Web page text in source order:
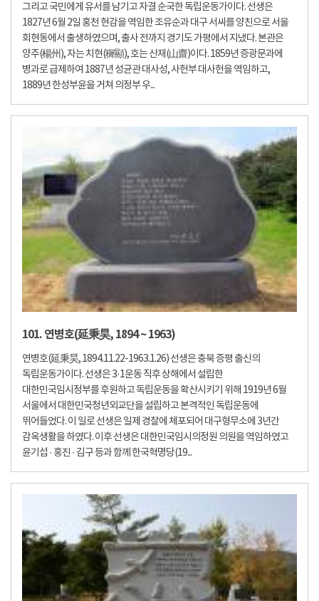
그리고 국민에게 유서를 남기고 자결 순국한 독립운동가이다. 선생은
1827년 6월 2일 홍천 현감을 역임한 조유순과 대구 서씨를 양친으로 서울
회현동에서 출생하였으며, 출사 전까지 경기도 가평에서 지냈다. 본관은
양주(楊州), 자는 치현(穉顯), 호는 산재(山齋)이다. 1859년 증광문과에
병과로 급제하여 1887년 성균관 대사성, 사헌부 대사헌을 역임하고,
1889년 한성부윤을 거쳐 의정부 우...
101. 연병호(延秉昊, 1894 ~ 1963)
연병호(延秉昊, 1894.11.22-1963.1.26) 선생은 충북 증평 출신의
독립운동가이다. 선생은 3·1운동 직후 상해에서 설립한
대한민국임시정부를 후원하고 독립운동을 확산시키기 위해 1919년 6월
서울에서 대한민국청년외교단을 설립하고 본격적인 독립운동에
뛰어들었다. 이 일로 선생은 일제 경찰에 체포되어 대구형무소에 3년간
감옥생활을 하였다. 이후 선생은 대한민국임시의정원 의원을 역임하였고
윤기섭 · 홍진 · 김구 등과 함께 한국혁명당(19...